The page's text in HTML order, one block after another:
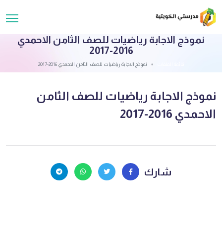
نموذج الاجابة رياضيات للصف الثامن الاحمدي
2016-2017
نموذج الاجابة رياضيات للصف الثامن الاحمدي 2016-2017
نموذج الاجابة رياضيات للصف الثامن
الاحمدي 2016-2017
شارك